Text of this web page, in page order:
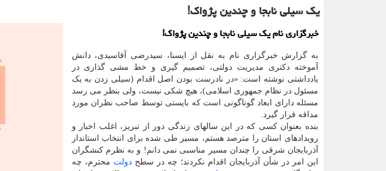
یک سیلی نابجا و چندین پژواک!
خبرگزاری نام یک سیلی نابجا و چندین پژواک!
به گزارش خبرگزاری نام به نقل از ایسنا، سیدرضی آقاسیدی، دانش
آموخته دکتری مدیریت دولتی، تصمیم گیری و خط مشی گذاری در
یادداشتی نوشته است: «در نادرست بودن اصل اقدام (سیلی زدن به یک
مسئول در نظام جمهوری اسلامی)، هیچ شکی نیست، ولی بنظر می رسد
مسئله دارای ابعاد گوناگونی است که بایستی توسط صاحب نظران مورد
مداقه قرار گیرد.
بنده بعنوان کسی که در این سالهای زندگی دور از تبریز، اغلب اخبار و
رویدادهای استان را مترصد هستم، مسیر طی شده برای انتخاب استاندار
آذربایجان شرقی را چندان مسیر مناسبی نمی دانم! و به نظرم کنشگران
این امر در شأن آذربایجان اقدام نکردند؛ چه در سطحدولت محترم، چه